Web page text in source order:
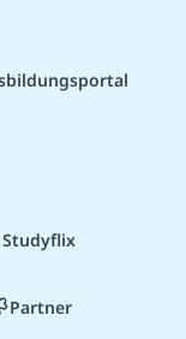
Studyflix
Partner